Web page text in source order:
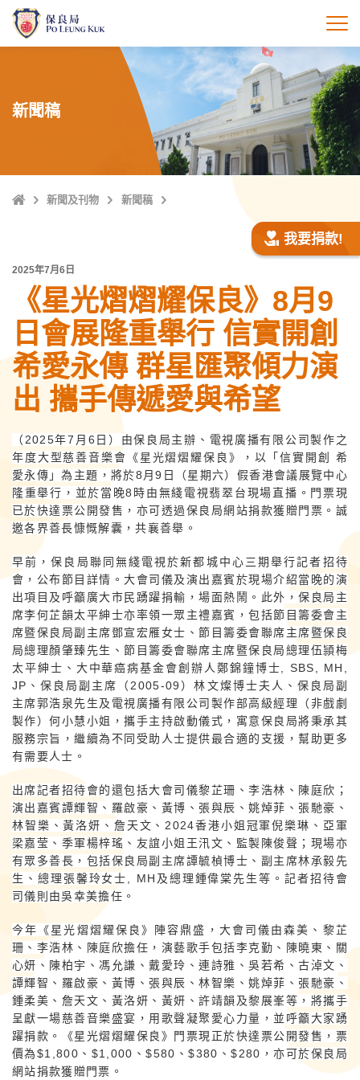
打
新聞稿
主
新聞及刊物 新聞稿
我要捐款!
2025年7月6日
《星光熠熠耀保良》8月9
日會展隆重舉行 信實開創
希愛永傳 群星匯聚傾力演
出 攜手傳遞愛與希望
（2025年7月6日）由保良局主辦、電視廣播有限公司製作之
年度大型慈善音樂會《星光熠熠耀保良》，以「信實開創 希
愛永傳」為主題，將於8月9日（星期六）假香港會議展覽中心
隆重舉行，並於當晚8時由無綫電視翡翠台現場直播。門票現
已於快達票公開發售，亦可透過保良局網站捐款獲贈門票。誠
邀各界善長慷慨解囊，共襄善舉。
早前，保良局聯同無綫電視於新都城中心三期舉行記者招待
會，公布節目詳情。大會司儀及演出嘉賓於現場介紹當晚的演
出項目及呼籲廣大市民踴躍捐輸，場面熱鬧。此外，保良局主
席李何芷韻太平紳士亦率領一眾主禮嘉賓，包括節目籌委會主
席暨保良局副主席鄧宣宏雁女士、節目籌委會聯席主席暨保良
局總理顏肇臻先生、節目籌委會聯席主席暨保良局總理伍頴梅
太平紳士、大中華癌病基金會創辦人鄭錦鐘博士, SBS, MH,
JP、保良局副主席（2005-09）林文燦博士夫人、保良局副
主席郭浩泉先生及電視廣播有限公司製作部高級經理（非戲劇
製作）何小慧小姐，攜手主持啟動儀式，寓意保良局將秉承其
服務宗旨，繼續為不同受助人士提供最合適的支援，幫助更多
有需要人士。
出席記者招待會的還包括大會司儀黎芷珊、李浩林、陳庭欣；
演出嘉賓譚輝智、羅啟豪、黃博、張與辰、姚焯菲、張馳豪、
林智樂、黃洛妍、詹天文、2024香港小姐冠軍倪樂琳、亞軍
梁嘉莹、季軍楊梓瑤、友誼小姐王汛文、監製陳俊聲；現場亦
有眾多善長，包括保良局副主席譚毓楨博士、副主席林承毅先
生、總理張馨玲女士, MH及總理鍾偉棠先生等。記者招待會
司儀則由吳幸美擔任。
今年《星光熠熠耀保良》陣容鼎盛，大會司儀由森美、黎芷
珊、李浩林、陳庭欣擔任，演藝歌手包括李克勤、陳曉東、關
心妍、陳柏宇、馮允謙、戴愛玲、連詩雅、吳若希、古淖文、
譚輝智、羅啟豪、黃博、張與辰、林智樂、姚焯菲、張馳豪、
鍾柔美、詹天文、黃洛妍、黃妍、許靖韻及黎展峯等，將攜手
呈獻一場慈善音樂盛宴，用歌聲凝聚愛心力量，並呼籲大家踴
躍捐款。《星光熠熠耀保良》門票現正於快達票公開發售，票
價為$1,800、$1,000、$580、$380、$280，亦可於保良局
網站捐款獲贈門票。